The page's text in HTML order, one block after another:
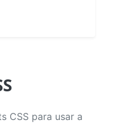
CSS para usar a